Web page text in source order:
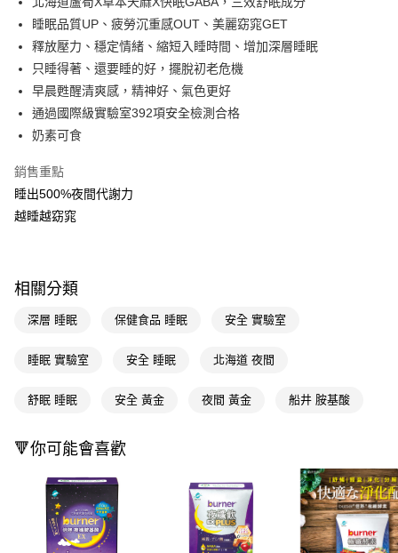
悠遊付
Google Pay
AFTEE先享後付
相關說明
【關於「AFTEE先享後付」】
AFTEE先享後付是「在收到商品之後才付款」的支付方式。 讓您購物簡單
１．簡單：不需註冊會員、不需綁卡、不需儲值。
２．便利：只要手機號碼，簡訊認證，即可結帳。
３．安心：先確認商品／服務後，再付款。
３．收到繳費通知簡訊後14天內，點擊此簡訊中的連結，可透過四大超商／
※ 請注意：結帳手續完成當下不需立刻繳費，但若您需要取消訂單，請聯絡
後付繳納相關費用。
客戶支援中心」
https://netprotections.freshdesk.com/support/home
１．透過由恩沛科技股份有限公司提供之「AFTEE先享後付」服務完成之交
易，需依本服務之必要範圍內提供個人資料，並將交易相關給付款項請求債
權轉讓予恩沛科技股份有限公司。
２．關於個人資料處理事宜，請瀏覽以下網址：
https://aftee.tw/terms/#terms3
３．未成年的使用者請事先徵得法定代理人或監護人之同意方可使用
「AFTEE先享後付」，若未經同意申辦者引起之損失，本公司不負相關責
即享券
運送方式
全家取貨付款
每筆NT$65，滿NT$390(含以上)免運費
每筆NT$65，滿NT$390(含以上)免運費
萊爾富取貨付款
每筆NT$65，滿NT$490(含以上)免運費
每筆NT$65，滿NT$490(含以上)免運費
付款後7-11取貨
每筆NT$65，滿NT$490(含以上)免運費
宅配(本島)
睡眠品質UP、疲勞沉重感OUT、美麗窈窕GET
釋放壓力、穩定情緒、縮短入睡時間、增加深層睡眠
只睡得著、還要睡的好，擺脫初老危機
早晨甦醒清爽感，精神好、氣色更好
通過國際級實驗室392項安全檢測合格
奶素可食
銷售重點
睡出500%夜間代謝力
越睡越窈窕
相關分類
深層 睡眠 保健食品 睡眠 安全 實驗室
睡眠 實驗室 安全 睡眠 北海道 夜間
舒眠 睡眠 安全 黃金 夜間 黃金 船井 胺基酸
🔻你可能會喜歡